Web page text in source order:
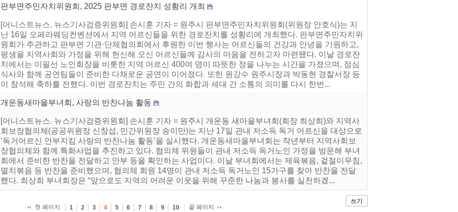
판부면주민자치위원회, 2025 판부면 경로잔치 성황리 개최
[어니스트뉴스. 뉴스기사검증위원회] 손시훈 기자 = 원주시 판부면주민자치위원회(위원장 안호식)는 지
난 16일 오페라웨딩컨벤션에서 지역 어르신들을 위한 경로잔치를 성황리에 개최했다. 판부면주민자치위
원회가 주관하고 판부면 기관·단체협의회에서 후원한 이번 행사는 어르신들의 건강과 안녕을 기원하고,
평생을 지역사회와 가정을 위해 헌신해 오신 어르신들께 감사의 마음을 전하고자 마련됐다. 이날 경로잔
치에서는 이필선 노인회장을 비롯한 지역 어르신 400여 명이 따뜻한 정을 나누는 시간을 가졌으며, 점심
식사와 함께 공연팀들이 준비한 다채로운 공연이 이어졌다. 또한 원강수 원주시장과 박동현 경찰서장 등
이 참석해 축하를 전했다. 이번 경로잔치는 주민 간의 화합과 세대 간 소통의 의미를 다시 한번...
개운동새마을부녀회, 사랑의 반찬나눔 활동
[어니스트뉴스. 뉴스기사검증위원회] 손시훈 기자 = 원주시 개운동 새마을부녀회(회장 최상희)와 지역사
회보장협의체(공공위원장 신창섭, 민간위원장 송이만)는 지난 17일 관내 저소득 독거 어르신을 대상으로
‘독거어르신 안부지킴 사랑의 반찬나눔 활동’을 실시했다. 개운동새마을부녀회는 작년부터 지역사회보
장협의체와 함께 특화사업을 추진하고 있다. 협의체 위원들이 관내 저소득 독거노인 가정을 방문해 부녀
회에서 준비한 반찬을 전달하고 안부 등을 확인하는 사업이다. 이날 부녀회에서는 제육볶음, 겉절이무침,
멸치볶음 등 반찬을 준비했으며, 협의체 회원 14명이 관내 저소득 독거노인 15가구를 찾아 반찬을 전달
했다. 최상희 부녀회장은 “앞으로도 지역의 어려운 이웃을 위해 꾸준한 나눔과 봉사를 실천하겠...
쓰기
첫 페이지
1 2 3 4 5 6 7 8 9 10 끝 페이지